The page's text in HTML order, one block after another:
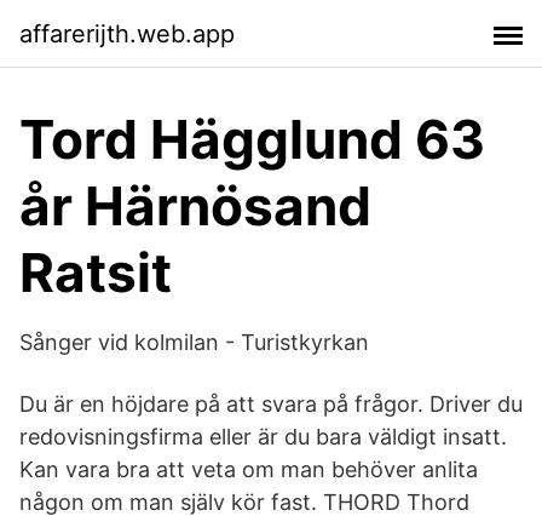
affarerijth.web.app
Tord Hägglund 63
år Härnösand
Ratsit
Sånger vid kolmilan - Turistkyrkan
Du är en höjdare på att svara på frågor. Driver du
redovisningsfirma eller är du bara väldigt insatt.
Kan vara bra att veta om man behöver anlita
någon om man själv kör fast. THORD Thord